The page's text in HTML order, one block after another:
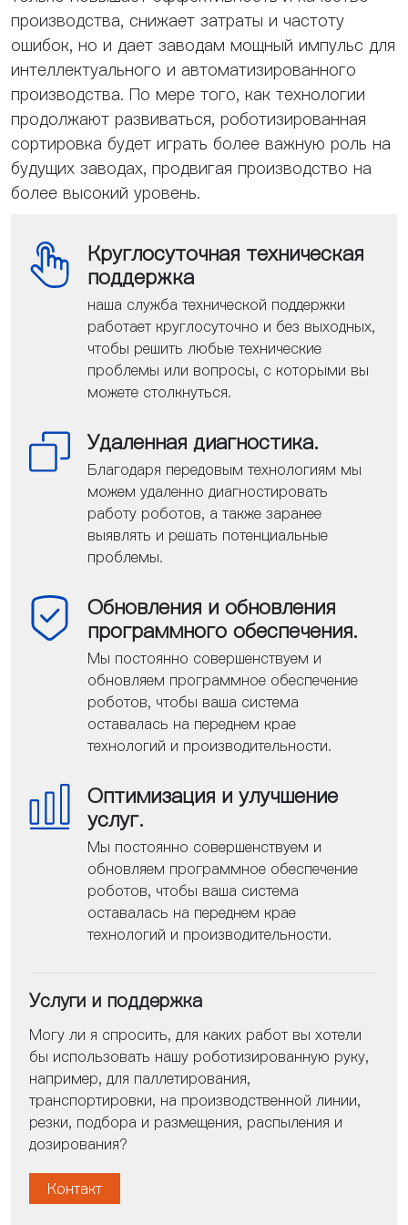
производства, снижает затраты и частоту
ошибок, но и дает заводам мощный импульс для
интеллектуального и автоматизированного
производства. По мере того, как технологии
продолжают развиваться, роботизированная
сортировка будет играть более важную роль на
будущих заводах, продвигая производство на
более высокий уровень.
Круглосуточная техническая
поддержка
наша служба технической поддержки
работает круглосуточно и без выходных,
чтобы решить любые технические
проблемы или вопросы, с которыми вы
можете столкнуться.
Удаленная диагностика.
Благодаря передовым технологиям мы
можем удаленно диагностировать
работу роботов, а также заранее
выявлять и решать потенциальные
проблемы.
Обновления и обновления
программного обеспечения.
Мы постоянно совершенствуем и
обновляем программное обеспечение
роботов, чтобы ваша система
оставалась на переднем крае
технологий и производительности.
Оптимизация и улучшение
услуг.
Мы постоянно совершенствуем и
обновляем программное обеспечение
роботов, чтобы ваша система
оставалась на переднем крае
технологий и производительности.
Услуги и поддержка
Могу ли я спросить, для каких работ вы хотели
бы использовать нашу роботизированную руку,
например, для паллетирования,
транспортировки, на производственной линии,
резки, подбора и размещения, распыления и
дозирования?
Контакт